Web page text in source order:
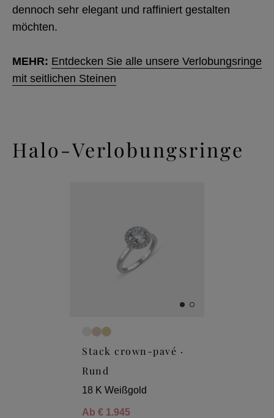
dennoch sehr elegant und raffiniert gestalten
möchten.
MEHR: Entdecken Sie alle unsere Verlobungsringe
mit seitlichen Steinen
Halo-Verlobungsringe
Stack crown-pavé ·
Rund
18 K Weißgold
Ab € 1.945